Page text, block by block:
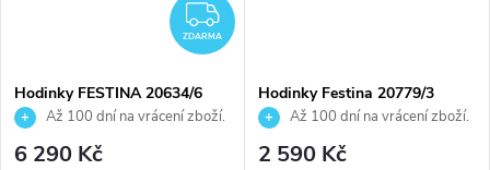
ZDARMA
ZDARMA
Hodinky FESTINA 20634/6
Až 100 dní na vrácení zboží.
Autorizovaný prodejce.
6 290 Kč
Hodinky Festina 20779/3
Až 100 dní na vrácení zboží.
Autorizovaný prodejce.
2 590 Kč